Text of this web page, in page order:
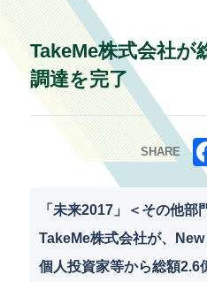
TakeMe株式会社が
調達を完了
SHARE
「未来2017」＜その他部
TakeMe株式会社が、
個人投資家等から総額2.6